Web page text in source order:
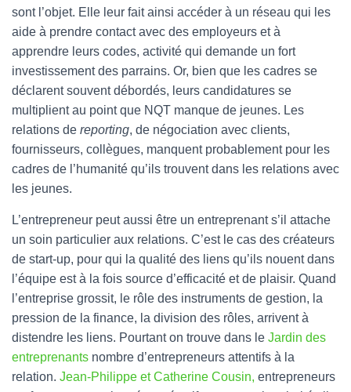
sont l’objet. Elle leur fait ainsi accéder à un réseau qui les
aide à prendre contact avec des employeurs et à
apprendre leurs codes, activité qui demande un fort
investissement des parrains. Or, bien que les cadres se
déclarent souvent débordés, leurs candidatures se
multiplient au point que NQT manque de jeunes. Les
relations de reporting, de négociation avec clients,
fournisseurs, collègues, manquent probablement pour les
cadres de l’humanité qu’ils trouvent dans les relations avec
les jeunes.
L’entrepreneur peut aussi être un entreprenant s’il attache
un soin particulier aux relations. C’est le cas des créateurs
de start-up, pour qui la qualité des liens qu’ils nouent dans
l’équipe est à la fois source d’efficacité et de plaisir. Quand
l’entreprise grossit, le rôle des instruments de gestion, la
pression de la finance, la division des rôles, arrivent à
distendre les liens. Pourtant on trouve dans le Jardin des
entreprenants nombre d’entrepreneurs attentifs à la
relation. Jean-Philippe et Catherine Cousin, entrepreneurs